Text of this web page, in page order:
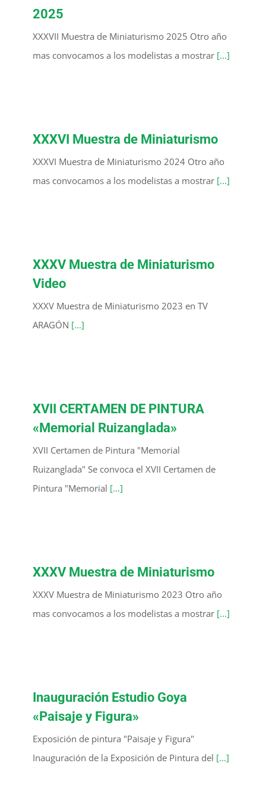
2025
XXXVII Muestra de Miniaturismo 2025 Otro año
mas convocamos a los modelistas a mostrar [...]
XXXVI Muestra de Miniaturismo
XXXVI Muestra de Miniaturismo 2024 Otro año
mas convocamos a los modelistas a mostrar [...]
XXXV Muestra de Miniaturismo
Video
XXXV Muestra de Miniaturismo 2023 en TV
ARAGÓN [...]
XVII CERTAMEN DE PINTURA
«Memorial Ruizanglada»
XVII Certamen de Pintura "Memorial
Ruizanglada" Se convoca el XVII Certamen de
Pintura "Memorial [...]
XXXV Muestra de Miniaturismo
XXXV Muestra de Miniaturismo 2023 Otro año
mas convocamos a los modelistas a mostrar [...]
Inauguración Estudio Goya
«Paisaje y Figura»
Exposición de pintura "Paisaje y Figura"
Inauguración de la Exposición de Pintura del [...]